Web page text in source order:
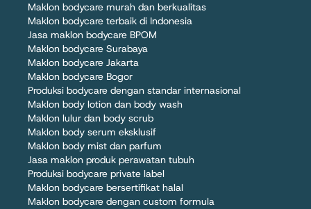
Maklon bodycare murah dan berkualitas
Maklon bodycare terbaik di Indonesia
Jasa maklon bodycare BPOM
Maklon bodycare Surabaya
Maklon bodycare Jakarta
Maklon bodycare Bogor
Produksi bodycare dengan standar internasional
Maklon body lotion dan body wash
Maklon lulur dan body scrub
Maklon body serum eksklusif
Maklon body mist dan parfum
Jasa maklon produk perawatan tubuh
Produksi bodycare private label
Maklon bodycare bersertifikat halal
Maklon bodycare dengan custom formula